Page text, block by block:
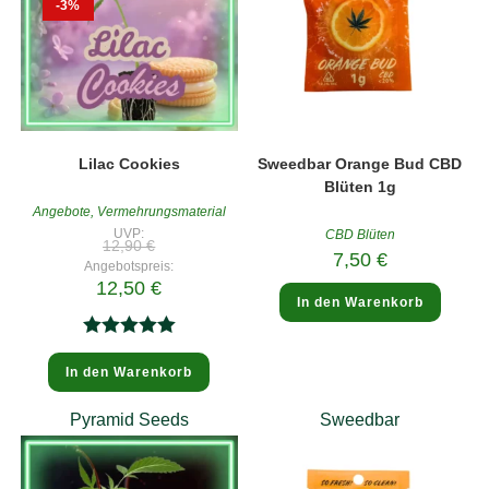
-3%
Lilac Cookies
Angebote, Vermehrungsmaterial
UVP:
12,90€
war:
12,90 €
Angebotspreis:
12,50€Aktueller
ist:
12,50 €.
Bewertet
mit5.00
In den Warenkorb
Sweedbar Orange Bud CBD
Blüten 1g
CBD Blüten
7,50 €
In den Warenkorb
Pyramid Seeds Sweedbar